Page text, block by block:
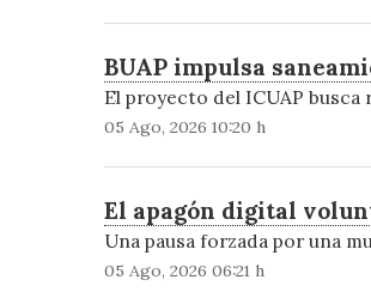
BUAP impulsa
El proyecto del ICUAP
05 Ago, 2026 10:20 h
El apagón digital
Una pausa forzada por una
05 Ago, 2026 06:21 h